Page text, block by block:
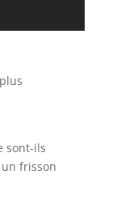
sont-ils
frisson